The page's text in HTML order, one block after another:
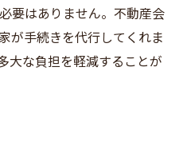
要はありません。不動産会
が手続きを代行してくれま
大な負担を軽減することが